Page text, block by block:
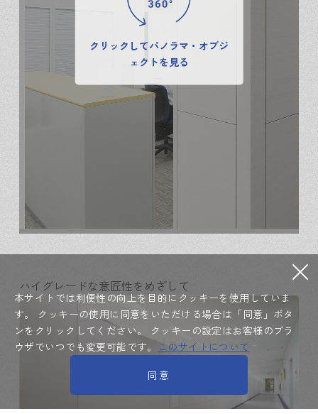
クリックしてパノラマ・オブジ
ェクトを見る
ハイグレードな意匠性をめざして
本サイトでは利便性の向上を目的にクッキーを使用していま
す。
クッキーの使用に同意をいただける場合は「同意」ボタ
ンをクリックしてください。
クッキーの設定はお客様のブラ
ウザでいつでも変更可能です。
このサイトについて
同意